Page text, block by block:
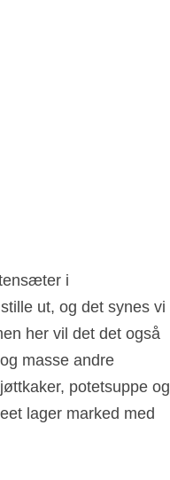
ut, og det synes vi
her vil det det også
masse andre
potetsuppe og
lager marked med